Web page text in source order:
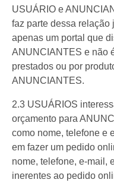
USUÁRIO e
faz parte dessa relação
apenas um portal que
ANUNCIANTES e não
prestados ou por
ANUNCIANTES.
2.3 USUÁRIOS
orçamento para
como nome, telefone e
em fazer um pedido
nome, telefone, e-mail,
inerentes ao pedido